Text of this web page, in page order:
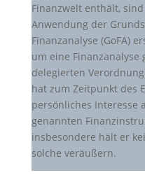
Finanzwelt enthält,
Anwendung der
Finanzanalyse (GoFA)
um eine Finanzanalyse
delegierten
hat zum Zeitpunkt des
persönliches Interesse
genannten
insbesondere hält er
solche veräußern.